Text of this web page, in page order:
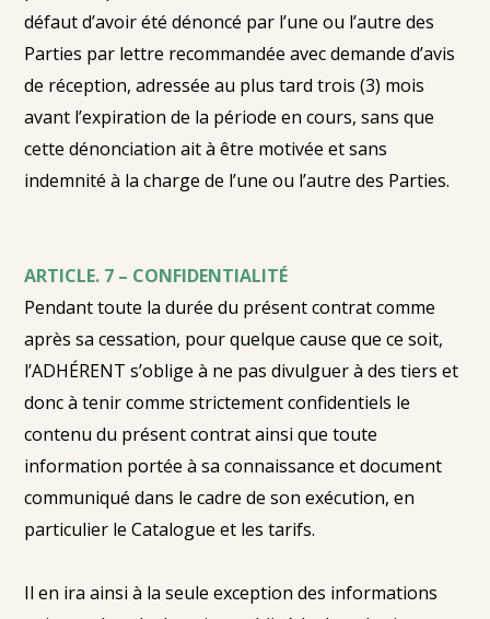
défaut d’avoir été dénoncé par l’une ou l’autre des
Parties par lettre recommandée avec demande d’avis
de réception, adressée au plus tard trois (3) mois
avant l’expiration de la période en cours, sans que
cette dénonciation ait à être motivée et sans
indemnité à la charge de l’une ou l’autre des Parties.
ARTICLE. 7 – CONFIDENTIALITÉ
Pendant toute la durée du présent contrat comme
après sa cessation, pour quelque cause que ce soit,
l’ADHÉRENT s’oblige à ne pas divulguer à des tiers et
donc à tenir comme strictement confidentiels le
contenu du présent contrat ainsi que toute
information portée à sa connaissance et document
communiqué dans le cadre de son exécution, en
particulier le Catalogue et les tarifs.
Il en ira ainsi à la seule exception des informations